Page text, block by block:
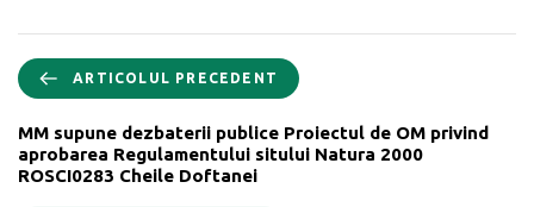
ARTICOLUL PRECEDENT
MM supune dezbaterii publice Proiectul de OM privind
aprobarea Regulamentului sitului Natura 2000
ROSCI0283 Cheile Doftanei